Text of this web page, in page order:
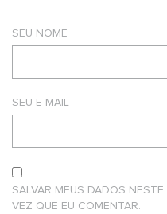
SEU NOME
SEU E-MAIL
SALVAR MEUS DADOS
VEZ QUE EU COMENTAR.